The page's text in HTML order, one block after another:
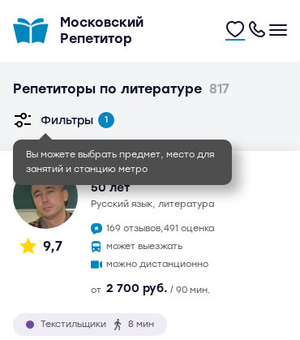
Московский
Репетитор
Репетиторы по литературе 817
Вы можете выбрать предмет, место для
занятий и станцию метро
Фильтры 1
9,7
Иван Игоревич
50 лет
русский язык, литература
169 отзывов,491 оценка
может выезжать
можно дистанционно
от 2 700 руб. / 90 мин.
Текстильщики 8 мин